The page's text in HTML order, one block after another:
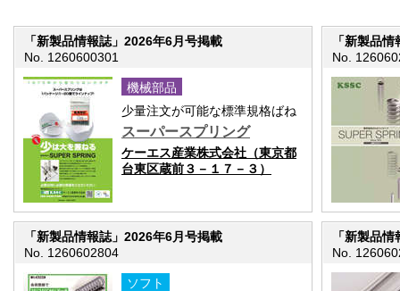
「新製品情報誌」2026年6月号掲載
No. 1260600301
機械部品
少量注文が可能な標準規格ばね
スーパースプリング
ケーエス産業株式会社（東京都
台東区蔵前３－１７－３）
「新製品
No.
「新製品情報誌」2026年6月号掲載
No. 1260602804
ソフト
「新製品
No.